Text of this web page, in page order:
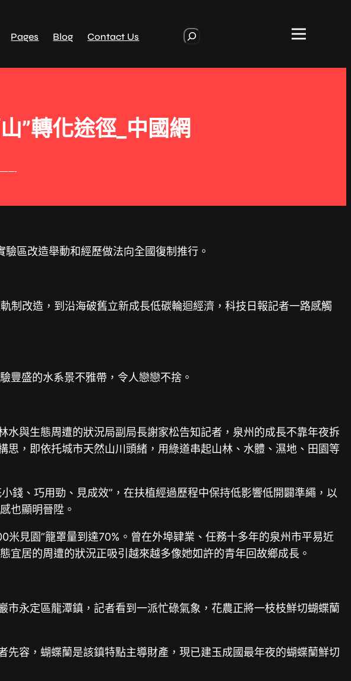
Pages Blog Contact Us
r
”轉化途徑_中國網
區改造舉動和經歷做法向全國復制推行。
制改造，到沿海破舊立新成長低碳輪迴經濟，科技日報記者一路感觸
豐盛的水系景不雅帶，令人戀戀不捨。
與生態周遭的狀況局副局長謝家松告知記者，泉州的成長不靠年夜拆
，即依托城市天然山川頭緒，用綠道串起山林、水體、濕地、田園等
錢、巧用勁、見成效”，在扶植經過歷程中保持低影響低開闢準繩，以
也顯明晉陞。
見園”籠罩量到達70%。曾在外埠肄業、任務十多年的泉州市平易近
居的周遭的狀況正吸引越來越多像她如許的青年回故鄉成長。
永定區龍潭鎮，記者看到一派忙碌氣象，花農正將一枝枝鮮切蝴蝶蘭
容，蝴蝶蘭是該鎮特點主導財產，現已建玉成國最年夜的蝴蝶蘭鮮切